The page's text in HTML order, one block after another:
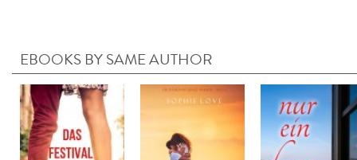
EBOOKS BY SAME AUTHOR